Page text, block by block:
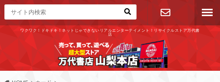
ワクワク！ドキドキ！ネットじゃできないリアルエンターテイメント！リサイクルストア万代書
店
お問い合わ
せ